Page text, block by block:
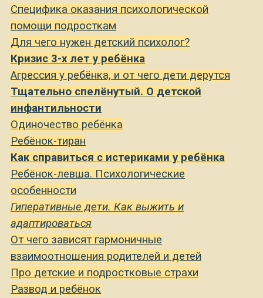
Специфика оказания психологической
помощи подросткам
Для чего нужен детский психолог?
Кризис 3-х лет у ребёнка
Агрессия у ребёнка, и от чего дети дерутся
Тщательно спелёнутый. О детской
инфантильности
Одиночество ребёнка
Ребёнок-тиран
Как справиться с истериками у ребёнка
Ребёнок-левша. Психологические
особенности
Гиперативные дети. Как выжить и
адаптироваться
От чего зависят гармоничные
взаимоотношения родителей и детей
Про детские и подростковые страхи
Развод и ребёнок